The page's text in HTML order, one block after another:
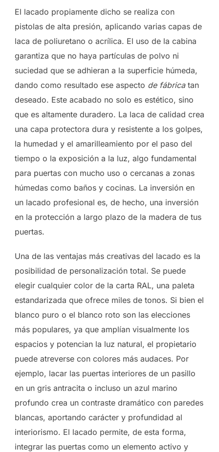
El lacado propiamente dicho se realiza con
pistolas de alta presión, aplicando varias capas de
laca de poliuretano o acrílica. El uso de la cabina
garantiza que no haya partículas de polvo ni
suciedad que se adhieran a la superficie húmeda,
dando como resultado ese aspecto de fábricatan
deseado. Este acabado no solo es estético, sino
que es altamente duradero. La laca de calidad crea
una capa protectora dura y resistente a los golpes,
la humedad y el amarilleamiento por el paso del
tiempo o la exposición a la luz, algo fundamental
para puertas con mucho uso o cercanas a zonas
húmedas como baños y cocinas. La inversión en
un lacado profesional es, de hecho, una inversión
en la protección a largo plazo de la madera de tus
puertas.
Una de las ventajas más creativas del lacado es la
posibilidad de personalización total. Se puede
elegir cualquier color de la carta RAL, una paleta
estandarizada que ofrece miles de tonos. Si bien el
blanco puro o el blanco roto son las elecciones
más populares, ya que amplían visualmente los
espacios y potencian la luz natural, el propietario
puede atreverse con colores más audaces. Por
ejemplo, lacar las puertas interiores de un pasillo
en un gris antracita o incluso un azul marino
profundo crea un contraste dramático con paredes
blancas, aportando carácter y profundidad al
interiorismo. El lacado permite, de esta forma,
integrar las puertas como un elemento activo y